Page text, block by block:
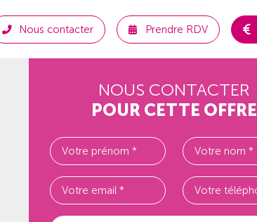
Nous contacter Prendre RDV
NOUS CONTACTER
POUR CETTE OFFRE